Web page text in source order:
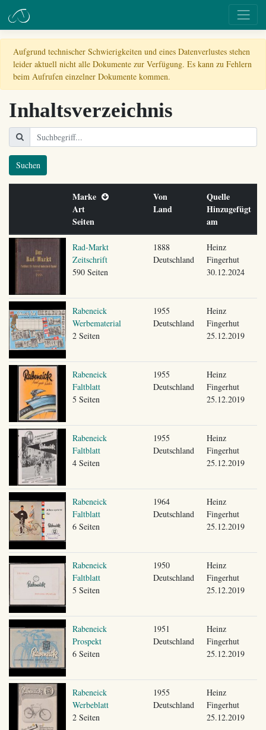
Aufgrund technischer Schwierigkeiten und eines Datenverlustes stehen
leider aktuell nicht alle Dokumente zur Verfügung. Es kann zu Fehlern
beim Aufrufen einzelner Dokumente kommen.
Inhaltsverzeichnis
Suchen
Marke
Art
Seiten
Von
Land
Quelle
Hinzugefügt
am
Rad-Markt
Zeitschrift
590 Seiten
1888
Deutschland
Heinz
Fingerhut
30.12.2024
Rabeneick
Werbematerial
2 Seiten
1955
Deutschland
Heinz
Fingerhut
25.12.2019
Rabeneick
Faltblatt
5 Seiten
1955
Deutschland
Heinz
Fingerhut
25.12.2019
Rabeneick
Faltblatt
4 Seiten
1955
Deutschland
Heinz
Fingerhut
25.12.2019
Rabeneick
Faltblatt
6 Seiten
1964
Deutschland
Heinz
Fingerhut
25.12.2019
Rabeneick
Faltblatt
5 Seiten
1950
Deutschland
Heinz
Fingerhut
25.12.2019
Rabeneick
Prospekt
6 Seiten
1951
Deutschland
Heinz
Fingerhut
25.12.2019
Rabeneick
Werbeblatt
2 Seiten
1955
Deutschland
Heinz
Fingerhut
25.12.2019